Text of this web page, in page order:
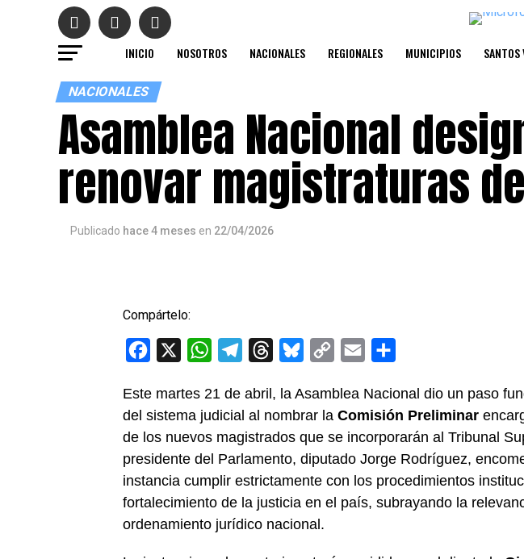
INICIO NOSOTROS NACIONALES REGIONALES MUNICIPIOS SANTOS
NACIONALES
Asamblea Nacional
renovar magistraturas
Publicado hace 4 meses en 22/04/2026
Compártelo:
Facebook WhatsAppTelegramThreadsBlueskyCopy
Email
Este martes 21 de abril, la Asamblea Nacional dio un paso
del sistema judicial al nombrar la Comisión Preliminar
de los nuevos magistrados que se incorporarán al Tribunal
presidente del Parlamento, diputado Jorge Rodríguez,
instancia cumplir estrictamente con los procedimientos
fortalecimiento de la justicia en el país, subrayando la
ordenamiento jurídico nacional.